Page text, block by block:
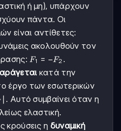
ή μη), υπάρχουν
πάντα. Οι
είναι αντίθετες:
ακολουθούν τον
F_1
= -
F_2
F1 = −F2 .
κατά την
έργο των εσωτερικών
∣ . Αυτό συμβαίνει όταν η
ελαστική.
κρούσεις η δυναμική